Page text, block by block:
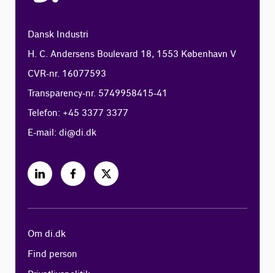
Dansk Industri
H. C. Andersens Boulevard 18, 1553 København V
CVR-nr. 16077593
Transparency-nr. 5749958415-41
Telefon: +45 3377 3377
E-mail:di@di.dk
Om di.dk
Find person